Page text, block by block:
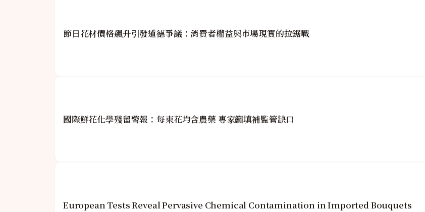
節日花材價格飆升引發道德爭議：消費者權益與市場現實的拉鋸戰
國際鮮花化學殘留警報：每束花均含農藥 專家籲填補監管缺口
European Tests Reveal Pervasive Chemical Contamination in Imported Bouquets